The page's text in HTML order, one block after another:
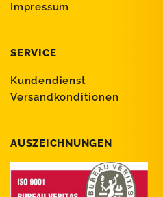
Impressum
SERVICE
Kundendienst
Versandkonditionen
AUSZEICHNUNGEN